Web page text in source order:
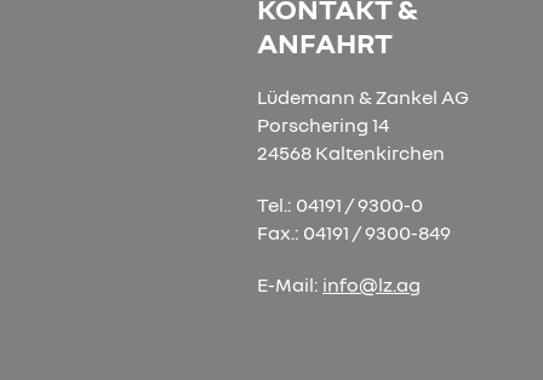
KONTAKT &
ANFAHRT
Lüdemann & Zankel AG
Porschering 14
24568 Kaltenkirchen
Tel.: 04191 / 9300-0
Fax.: 04191 / 9300-849
E-Mail: info@lz.ag